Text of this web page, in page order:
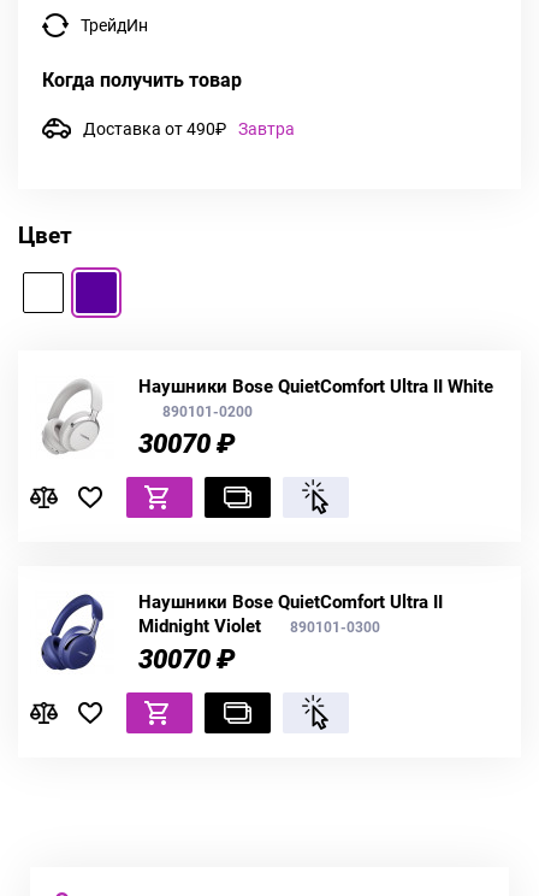
ТрейдИн
Когда получить товар
Доставка от 490₽ Завтра
Цвет
Наушники Bose QuietComfort Ultra II White
890101-0200
30070 ₽
Наушники Bose QuietComfort Ultra II
Midnight Violet
890101-0300
30070 ₽